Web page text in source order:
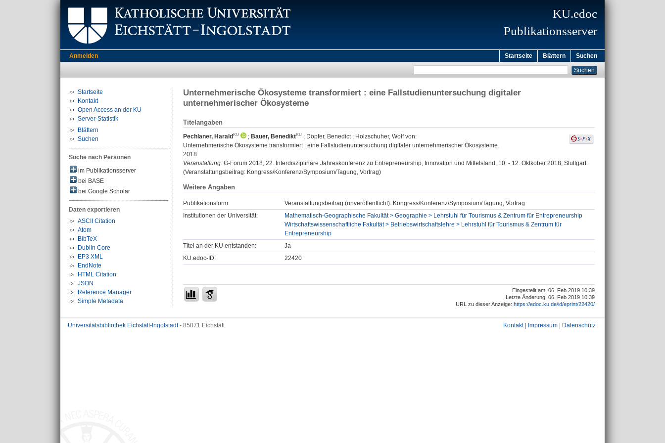
KU.edoc
Publikationsserver
Anmelden Startseite Blättern Suchen
Startseite
Kontakt
Open Access an der KU
Server-Statistik
Blättern
Suchen
Suche nach Personen
im Publikationsserver
bei BASE
bei Google Scholar
Daten exportieren
ASCII Citation
Atom
BibTeX
Dublin Core
EP3 XML
EndNote
HTML Citation
JSON
Reference Manager
Simple Metadata
Unternehmerische Ökosysteme transformiert : eine Fallstudienuntersuchung digitaler
unternehmerischer Ökosysteme
Titelangaben
Pechlaner, Harald ; Bauer, Benedikt ; Döpfer, Benedict; Holzschuher, Wolf von:
Unternehmerische Ökosysteme transformiert : eine Fallstudienuntersuchung digitaler unternehmerischer Ökosysteme.
2018
Veranstaltung: G-Forum 2018, 22. Interdisziplinäre Jahreskonferenz zu Entrepreneurship, Innovation und Mittelstand, 10. - 12. Oktkober 2018, Stuttgart.
(Veranstaltungsbeitrag: Kongress/Konferenz/Symposium/Tagung, Vortrag)
Weitere Angaben
Publikationsform:
Veranstaltungsbeitrag (unveröffentlicht): Kongress/Konferenz/Symposium/Tagung, Vortrag
Institutionen der Universität:
Mathematisch-Geographische Fakultät > Geographie > Lehrstuhl für Tourismus & Zentrum für Entrepreneurship
Wirtschaftswissenschaftliche Fakultät > Betriebswirtschaftslehre > Lehrstuhl für Tourismus & Zentrum für
Entrepreneurship
Titel an der KU entstanden:
Ja
KU.edoc-ID:
22420
Eingestellt am: 06. Feb 2019 10:39
Letzte Änderung: 06. Feb 2019 10:39
URL zu dieser Anzeige: https://edoc.ku.de/id/eprint/22420/
Universitätsbibliothek Eichstätt-Ingolstadt- 85071 Eichstätt Kontakt| Impressum Datenschutz